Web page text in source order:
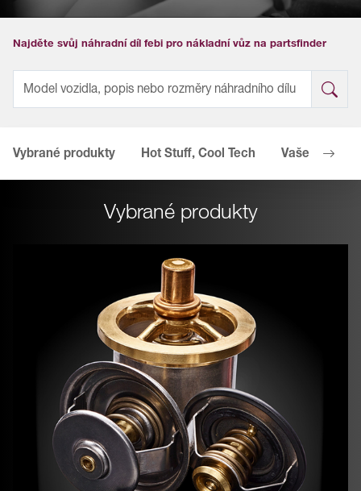
Najděte svůj náhradní díl febi pro nákladní vůz na partsfinder
Vybrané produkty Hot Stuff, Cool Tech Vaše výhody
Vybrané produkty